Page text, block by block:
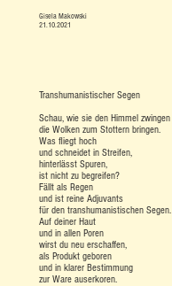
Gisela Makowski
21.10.2021
Transhumanistischer Segen
Schau, wie sie den Himmel zwingen
die Wolken zum Stottern bringen.
Was fliegt hoch
und schneidet in Streifen,
hinterlässt Spuren,
ist nicht zu begreifen?
Fällt als Regen
und ist reine Adjuvants
für den transhumanistischen Segen.
Auf deiner Haut
und in allen Poren
wirst du neu erschaffen,
als Produkt geboren
und in klarer Bestimmung
zur Ware auserkoren.